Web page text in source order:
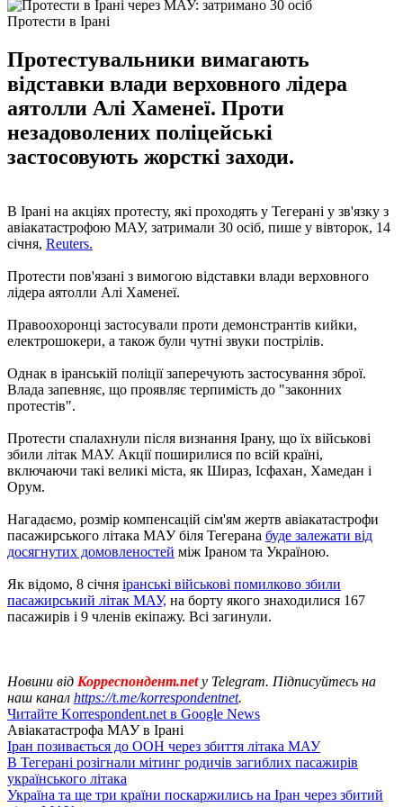
Протести в Ірані
Протестувальники вимагають
відставки влади верховного лідера
аятолли Алі Хаменеї. Проти
незадоволених поліцейські
застосовують жорсткі заходи.
В Ірані на акціях протесту, які проходять у Тегерані у зв'язку з
авіакатастрофою МАУ, затримали 30 осіб, пише у вівторок, 14
січня, Reuters.
Протести пов'язані з вимогою відставки влади верховного
лідера аятолли Алі Хаменеї.
Правоохоронці застосували проти демонстрантів кийки,
електрошокери, а також були чутні звуки пострілів.
Однак в іранській поліції заперечують застосування зброї.
Влада запевняє, що проявляє терпимість до "законних
протестів".
Протести спалахнули після визнання Ірану, що їх військові
збили літак МАУ. Акції поширилися по всій країні,
включаючи такі великі міста, як Шираз, Ісфахан, Хамедан і
Орум.
Нагадаємо, розмір компенсацій сім'ям жертв авіакатастрофи
пасажирського літака МАУ біля Тегерана буде залежати від
досягнутих домовленостей між Іраном та Україною.
Як відомо, 8 січня іранські військові помилково збили
пасажирський літак МАУ, на борту якого знаходилися 167
пасажирів і 9 членів екіпажу. Всі загинули.
Новини від Корреспондент.net у Telegram. Підписуйтесь на
наш канал https://t.me/korrespondentnet.
Читайте Korrespondent.net в Google News
Авіакатастрофа МАУ в Ірані
Іран позивається до ООН через збиття літака МАУ
В Тегерані розігнали мітинг родичів загиблих пасажирів
українського літака
Україна та ще три країни поскаржились на Іран через збитий